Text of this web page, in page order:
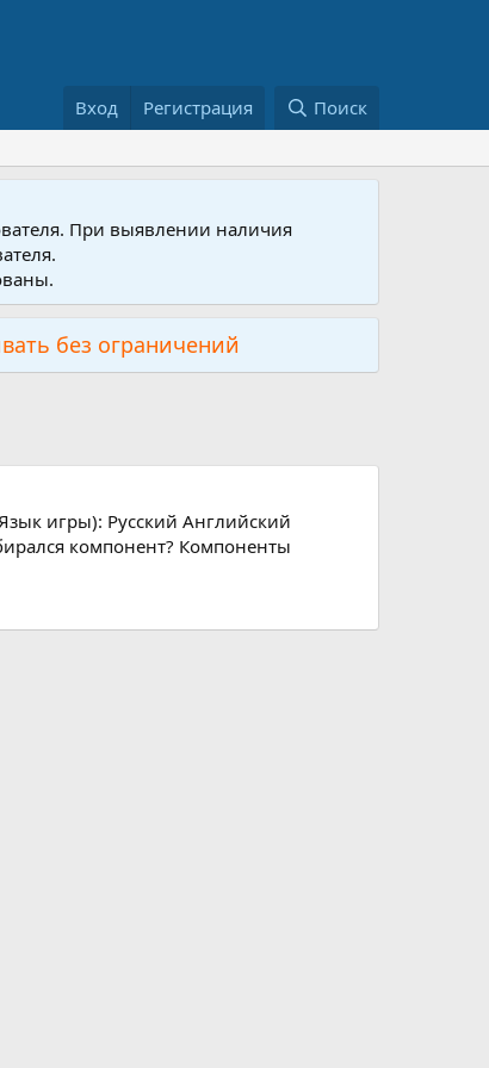
Вход Регистрация Поиск
При выявлении наличия
без ограничений
игры): Русский Английский
компонент? Компоненты